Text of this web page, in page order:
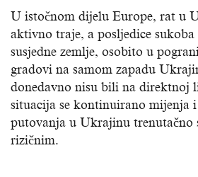
U istočnom dijelu Europe, rat u
aktivno traje, a posljedice
susjedne zemlje, osobito u
gradovi na samom zapadu
donedavno nisu bili na direktnoj
situacija se kontinuirano mijenja
putovanja u Ukrajinu trenutačno
rizičnim.